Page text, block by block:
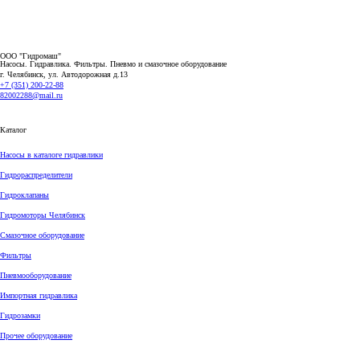
ООО "Гидромаш"
Насосы. Гидравлика. Фильтры. Пневмо и смазочное оборудование
г. Челябинск, ул. Автодорожная д.13
+7 (351) 200-22-88
82002288@mail.ru
Каталог
Насосы в каталоге гидравлики
Гидрораспределители
Гидроклапаны
Гидромоторы Челябинск
Смазочное оборудование
Фильтры
Пневмооборудование
Импортная гидравлика
Гидрозамки
Прочее оборудование